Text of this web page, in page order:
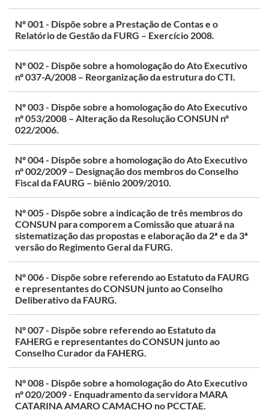
Nº 001 - Dispõe sobre a Prestação de Contas e o
Relatório de Gestão da FURG – Exercício 2008.
Nº 002 - Dispõe sobre a homologação do Ato Executivo
nº 037-A/2008 – Reorganização da estrutura do CTI.
Nº 003 - Dispõe sobre a homologação do Ato Executivo
nº 053/2008 – Alteração da Resolução CONSUN nº
022/2006.
Nº 004 - Dispõe sobre a homologação do Ato Executivo
nº 002/2009 – Designação dos membros do Conselho
Fiscal da FAURG – biênio 2009/2010.
Nº 005 - Dispõe sobre a indicação de três membros do
CONSUN para comporem a Comissão que atuará na
sistematização das propostas e elaboração da 2ª e da 3ª
versão do Regimento Geral da FURG.
Nº 006 - Dispõe sobre referendo ao Estatuto da FAURG
e representantes do CONSUN junto ao Conselho
Deliberativo da FAURG.
Nº 007 - Dispõe sobre referendo ao Estatuto da
FAHERG e representantes do CONSUN junto ao
Conselho Curador da FAHERG.
Nº 008 - Dispõe sobre a homologação do Ato Executivo
nº 020/2009 - Enquadramento da servidora MARA
CATARINA AMARO CAMACHO no PCCTAE.